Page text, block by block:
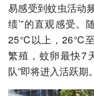
易感受到蚊虫活动
绩’”的直观感受。
25℃以上，26℃至
繁殖，蚊卵最快7
队”即将进入活跃期。